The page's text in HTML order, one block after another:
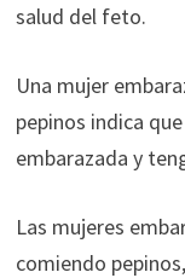
salud del feto.
Una mujer
pepinos indica
embarazada y
Las mujeres
comiendo